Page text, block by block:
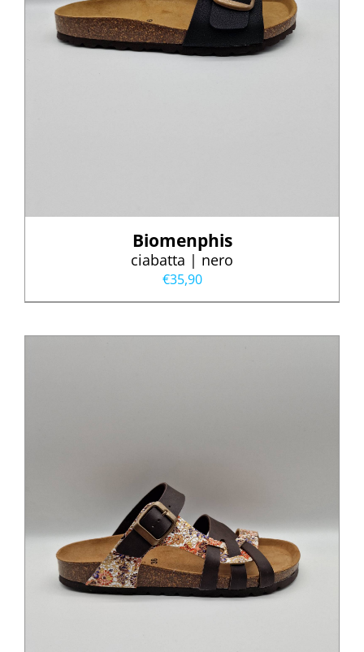
Biomenphis
ciabatta | nero
€35,90